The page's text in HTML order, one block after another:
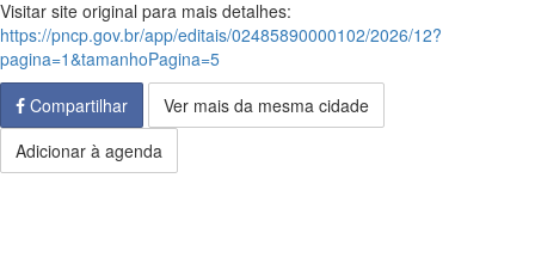
Visitar site original para mais detalhes:
https://pncp.gov.br/app/editais/02485890000102/2026/12?
pagina=1&tamanhoPagina=5
Compartilhar
Ver mais da mesma cidade
Adicionar à agenda